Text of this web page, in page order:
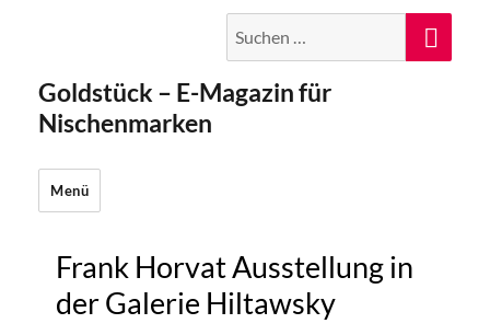
nach:
Goldstück – E-Magazin für
Nischenmarken
Menü
Frank Horvat Ausstellung in
der Galerie Hiltawsky